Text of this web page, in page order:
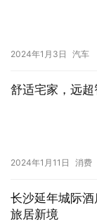
2024年1月3日 汽车
舒适宅家，远
2024年1月11日 消费
长沙延年城际
旅居新境